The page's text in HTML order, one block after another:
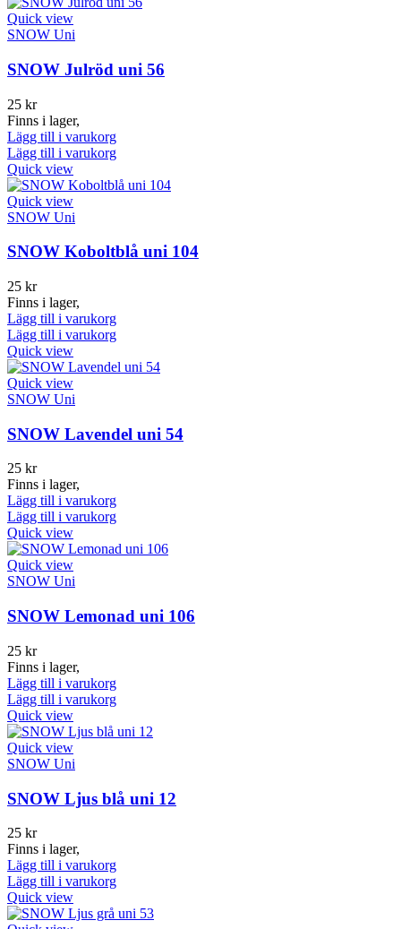
Quick view
SNOW Uni
SNOW Julröd uni 56
25 kr
Finns i lager,
Lägg till i varukorg
Lägg till i varukorg
Quick view
Quick view
SNOW Uni
SNOW Koboltblå uni 104
25 kr
Finns i lager,
Lägg till i varukorg
Lägg till i varukorg
Quick view
Quick view
SNOW Uni
SNOW Lavendel uni 54
25 kr
Finns i lager,
Lägg till i varukorg
Lägg till i varukorg
Quick view
Quick view
SNOW Uni
SNOW Lemonad uni 106
25 kr
Finns i lager,
Lägg till i varukorg
Lägg till i varukorg
Quick view
Quick view
SNOW Uni
SNOW Ljus blå uni 12
25 kr
Finns i lager,
Lägg till i varukorg
Lägg till i varukorg
Quick view